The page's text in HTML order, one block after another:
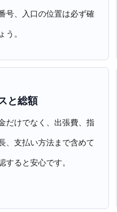
号、入口の位置は必ず確
う。
と総額
だけでなく、出張費、指
、支払い方法まで含めて
すると安心です。